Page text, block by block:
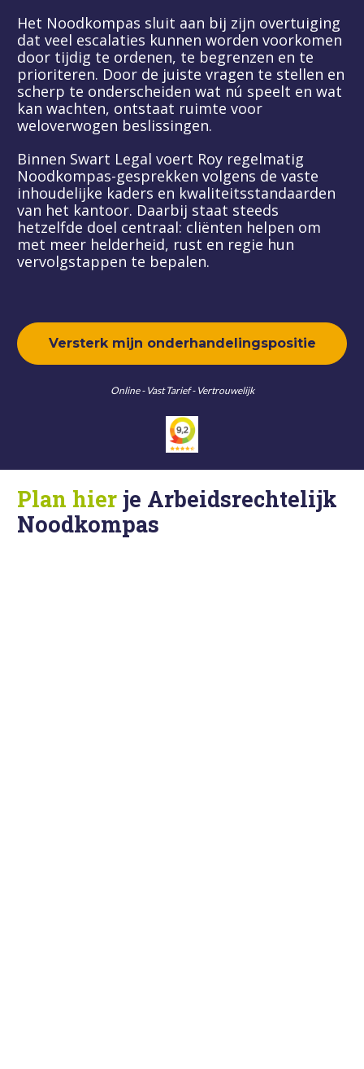
Het Noodkompas sluit aan bij zijn overtuiging
dat veel escalaties kunnen worden voorkomen
door tijdig te ordenen, te begrenzen en te
prioriteren. Door de juiste vragen te stellen en
scherp te onderscheiden wat nú speelt en wat
kan wachten, ontstaat ruimte voor
weloverwogen beslissingen.
Binnen Swart Legal voert Roy regelmatig
Noodkompas-gesprekken volgens de vaste
inhoudelijke kaders en kwaliteitsstandaarden
van het kantoor. Daarbij staat steeds
hetzelfde doel centraal: cliënten helpen om
met meer helderheid, rust en regie hun
vervolgstappen te bepalen.
Versterk mijn onderhandelingspositie
Online - Vast Tarief - Vertrouwelijk
Plan hier je Arbeidsrechtelijk
Noodkompas